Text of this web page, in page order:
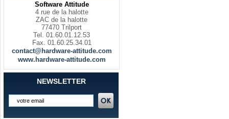
Software Attitude
4 rue de la halotte
ZAC de la halotte
77470 Trilport
Tel. 01.60.01.12.53
Fax. 01.60.25.34.01
contact@hardware-attitude.com
www.hardware-attitude.com
NEWSLETTER